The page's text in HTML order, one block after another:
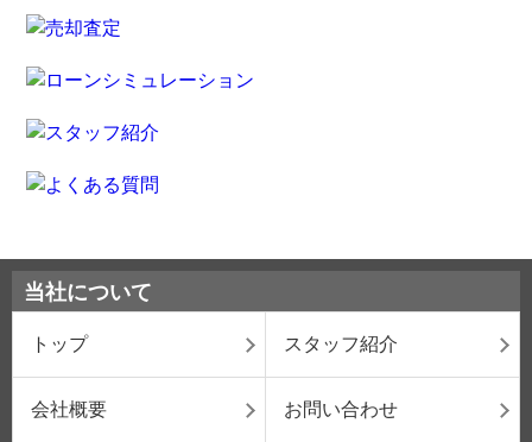
当社について
トップ スタッフ紹介
会社概要 お問い合わせ